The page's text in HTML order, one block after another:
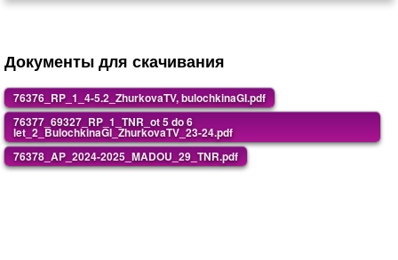
Документы для скачивания
76376_RP_1_4-5.2_ZhurkovaTV, bulochkinaGI.pdf
76377_69327_RP_1_TNR_ot 5 do 6
let_2_BulochkinaGI_ZhurkovaTV_23-24.pdf
76378_AP_2024-2025_MADOU_29_TNR.pdf